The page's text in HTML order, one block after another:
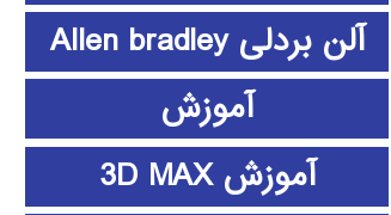
آلن بردلی Allen bradley
آموزش
آموزش 3D MAX